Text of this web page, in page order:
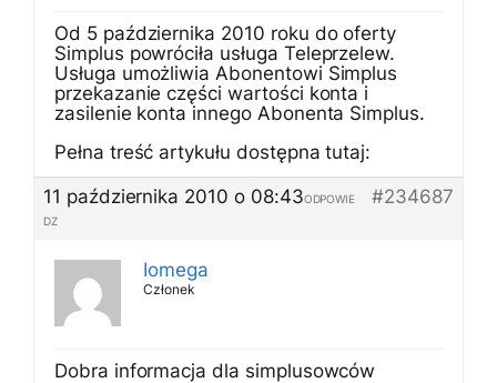
Od 5 października 2010 roku do oferty
Simplus powróciła usługa Teleprzelew.
Usługa umożliwia Abonentowi Simplus
przekazanie części wartości konta i
zasilenie konta innego Abonenta Simplus.
Pełna treść artykułu dostępna tutaj:
11 października 2010 o 08:43
#234687
ODPOWIE
DZ
Iomega
Członek
Dobra informacja dla simplusowców